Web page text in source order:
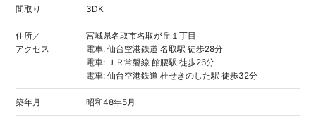
間取り 3DK
住所／
アクセス
宮城県名取市名取が丘１丁目
電車: 仙台空港鉄道 名取駅 徒歩28分
電車: ＪＲ常磐線 館腰駅 徒歩26分
電車: 仙台空港鉄道 杜せきのした駅 徒歩32分
築年月 昭和48年5月